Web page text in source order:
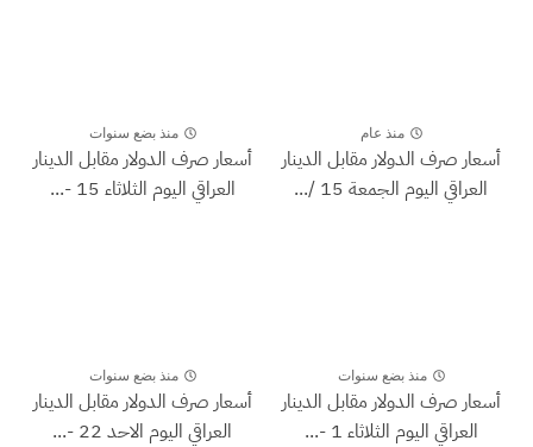
منذ عام
أسعار صرف الدولار مقابل الدينار
العراقي اليوم الجمعة 15 /...
منذ بضع سنوات
أسعار صرف الدولار مقابل الدينار
العراقي اليوم الثلاثاء 15 -...
منذ بضع سنوات
أسعار صرف الدولار مقابل الدينار
العراقي اليوم الثلاثاء 1 -...
منذ بضع سنوات
أسعار صرف الدولار مقابل الدينار
العراقي اليوم الاحد 22 -...